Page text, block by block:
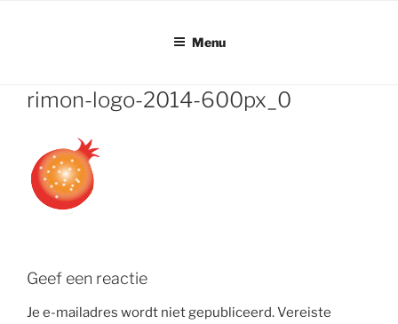
Menu
rimon-logo-2014-600px_0
Geef een reactie
Je e-mailadres wordt niet gepubliceerd.Vereiste